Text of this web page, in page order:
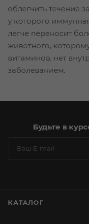
облегчить течение
у которого
легче переносит
животного,
витаминов, нет
заболеванием.
Будьте в
КАТАЛОГ